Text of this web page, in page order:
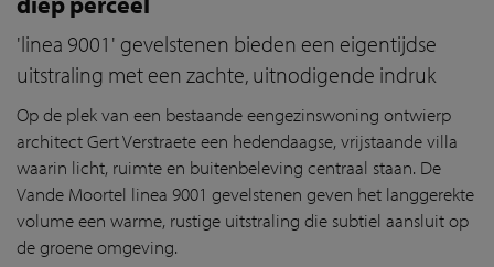
'linea 9001' gevelstenen bieden een eigentijdse
uitstraling met een zachte, uitnodigende indruk
Op de plek van een bestaande eengezinswoning ontwierp
architect Gert Verstraete een hedendaagse, vrijstaande villa
waarin licht, ruimte en buitenbeleving centraal staan. De
Vande Moortel linea 9001 gevelstenen geven het langgerekte
volume een warme, rustige uitstraling die subtiel aansluit op
de groene omgeving.